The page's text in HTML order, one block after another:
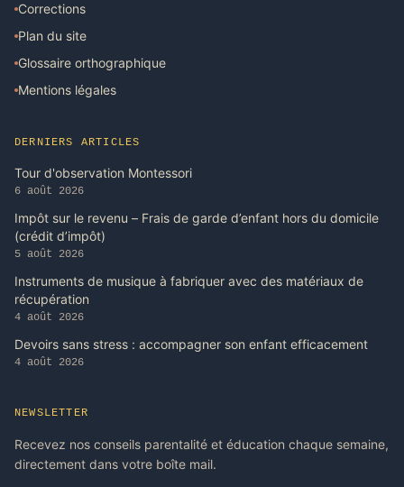
Corrections
Plan du site
Glossaire orthographique
Mentions légales
DERNIERS ARTICLES
Tour d'observation Montessori
6 août 2026
Impôt sur le revenu – Frais de garde d’enfant hors du domicile
(crédit d’impôt)
5 août 2026
Instruments de musique à fabriquer avec des matériaux de
récupération
4 août 2026
Devoirs sans stress : accompagner son enfant efficacement
4 août 2026
NEWSLETTER
Recevez nos conseils parentalité et éducation chaque semaine,
directement dans votre boîte mail.